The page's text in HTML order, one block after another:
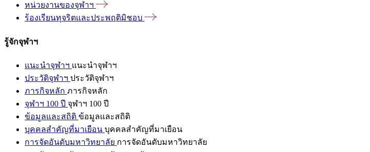
หน่วยงานของจุฬาฯ
ร้องเรียนทุจริตและประพฤติมิชอบ
รู้จักจุฬาฯ
แนะนำจุฬาฯ แนะนำจุฬาฯ
ประวัติจุฬาฯ ประวัติจุฬาฯ
ภารกิจหลัก ภารกิจหลัก
จุฬาฯ 100 ปี จุฬาฯ 100 ปี
ข้อมูลและสถิติ ข้อมูลและสถิติ
บุคคลสำคัญที่มาเยือน บุคคลสำคัญที่มาเยือน
การจัดอันดับมหาวิทยาลัย การจัดอันดับมหาวิทยาลัย